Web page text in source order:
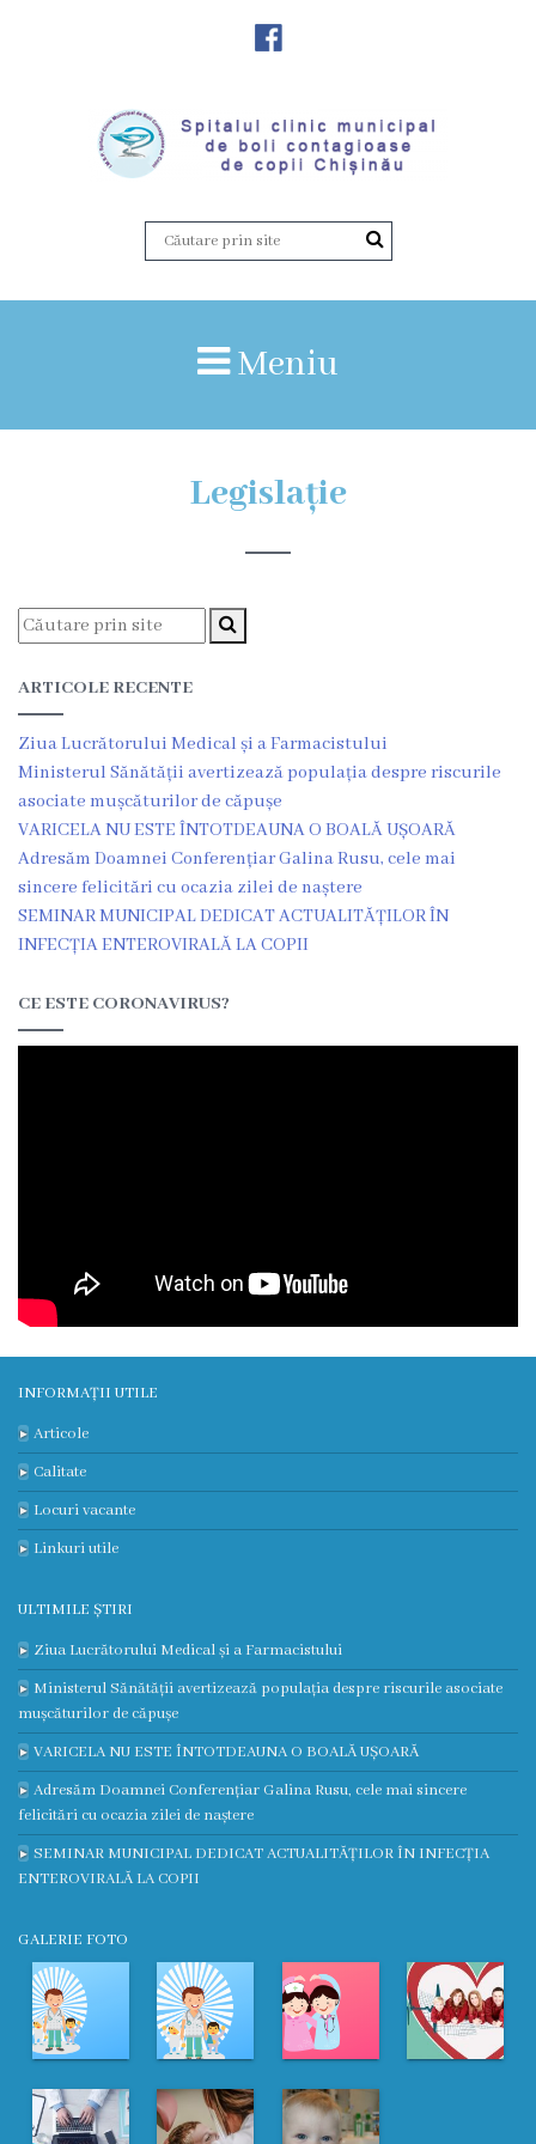
instituției
Vicedirector
Locuri
vacante
Calitate
Regulamente
Istorii
de
succes
Secții
nr.
1
Secția
nr.
2
Secția
3
Secția
nr.
4
Secția
terapie
și
reanimare
Laborator
Transparență
Meniu
Legislație
ARTICOLE RECENTE
Ziua Lucrătorului Medical și a Farmacistului
Ministerul Sănătății avertizează populația despre riscurile
asociate mușcăturilor de căpușe
VARICELA NU ESTE ÎNTOTDEAUNA O BOALĂ UȘOARĂ
Adresăm Doamnei Conferențiar Galina Rusu, cele mai
sincere felicitări cu ocazia zilei de naștere
SEMINAR MUNICIPAL DEDICAT ACTUALITĂȚILOR ÎN
INFECȚIA ENTEROVIRALĂ LA COPII
CE ESTE CORONAVIRUS?
INFORMAȚII UTILE
Articole
Calitate
Locuri vacante
Linkuri utile
ULTIMILE ȘTIRI
Ziua Lucrătorului Medical și a Farmacistului
Ministerul Sănătății avertizează populația despre riscurile asociate
mușcăturilor de căpușe
VARICELA NU ESTE ÎNTOTDEAUNA O BOALĂ UȘOARĂ
Adresăm Doamnei Conferențiar Galina Rusu, cele mai sincere
felicitări cu ocazia zilei de naștere
SEMINAR MUNICIPAL DEDICAT ACTUALITĂȚILOR ÎN INFECȚIA
ENTEROVIRALĂ LA COPII
GALERIE FOTO